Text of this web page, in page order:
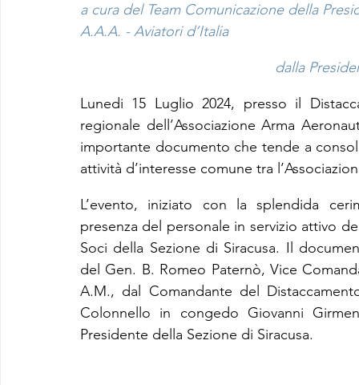
a cura del Team Comunicazione della
A.A.A. - Aviatori d’Italia
dalla
Lunedi 15 Luglio 2024, presso il
regionale dell’Associazione Arma
importante documento che tende a
attività d’interesse comune tra
L’evento, iniziato con la splendida
presenza del personale in servizio attivo
Soci della Sezione di Siracusa. Il
del Gen. B. Romeo Paternò, Vice
A.M., dal Comandante del
Colonnello in congedo Giovanni
Presidente della Sezione di Siracusa.